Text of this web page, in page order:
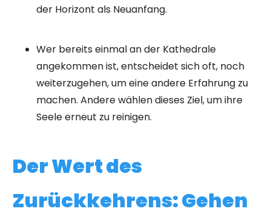
der Horizont als Neuanfang.
Wer bereits einmal an der Kathedrale
angekommen ist, entscheidet sich oft, noch
weiterzugehen, um eine andere Erfahrung zu
machen. Andere wählen dieses Ziel, um ihre
Seele erneut zu reinigen.
Der Wert des
Zurückkehrens: Gehen